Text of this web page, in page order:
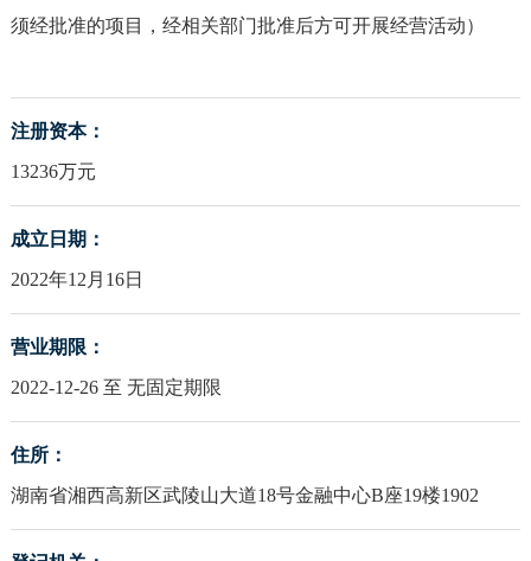
须经批准的项目，经相关部门批准后方可开展经营活动）
注册资本：
13236万元
成立日期：
2022年12月16日
营业期限：
2022-12-26 至 无固定期限
住所：
湖南省湘西高新区武陵山大道18号金融中心B座19楼1902